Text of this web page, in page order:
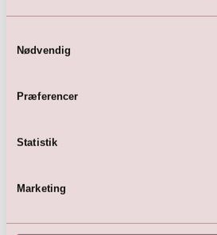
Nødvendig
Præferencer
Statistik
Marketing
LILLY Brudekjole i stretch